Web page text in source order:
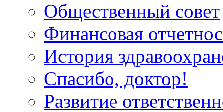
Общественный совет
Финансовая
История
Спасибо, доктор!
Развитие